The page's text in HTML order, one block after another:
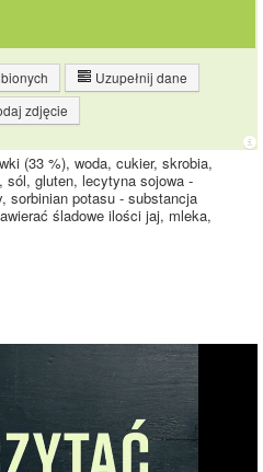
Uzupełnij dane
zdjęcie
(33 %), woda, cukier, skrobia,
sól, gluten, lecytyna sojowa -
sorbinian potasu - substancja
śladowe ilości jaj, mleka,
Pozostałe (66%)